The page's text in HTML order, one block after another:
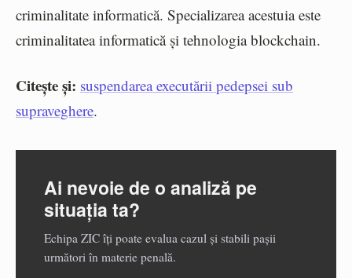
criminalitate informatică. Specializarea acestuia este
criminalitatea informatică și tehnologia blockchain.
Citește și: suspendarea executării pedepsei sub
supraveghere.
Ai nevoie de o analiză pe
situația ta?
Echipa ZIC îți poate evalua cazul și stabili pașii
următori în materie penală.